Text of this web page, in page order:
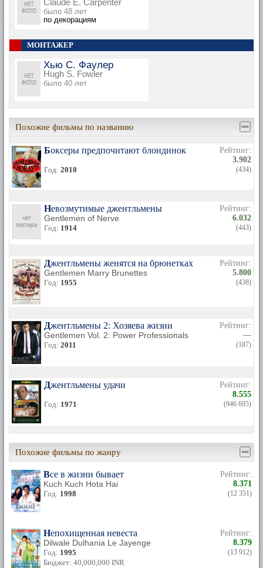
Claude E. Carpenter
было 48 лет
по декорациям
МОНТАЖЕР
Хью С. Фаулер
Hugh S. Fowler
было 40 лет
Похожие фильмы по названию
Боксеры предпочитают блондинок
Год: 2010
Рейтинг:
3.902
(434)
Невозмутимые джентльмены
Gentlemen of Nerve
Год: 1914
Рейтинг:
6.032
(443)
Джентльмены женятся на брюнетках
Gentlemen Marry Brunettes
Год: 1955
Рейтинг:
5.800
(438)
Джентльмены 2: Хозяева жизни
Gentlemen Vol. 2: Power Professionals
Год: 2011
Рейтинг:
—
(187)
Джентльмены удачи
Год: 1971
Рейтинг:
8.555
(946 695)
Похожие фильмы по жанру
Все в жизни бывает
Kuch Kuch Hota Hai
Год: 1998
Рейтинг:
8.371
(12 351)
Непохищенная невеста
Dilwale Dulhania Le Jayenge
Год: 1995
Бюджет: 40,000,000 INR
Рейтинг:
8.379
(13 912)